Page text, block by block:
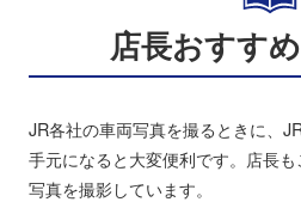
店長おすす
JR各社の車両写真を撮るときに、
手元になると大変便利です。店長
写真を撮影しています。